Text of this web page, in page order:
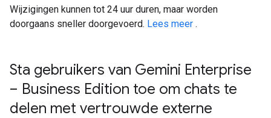
Wijzigingen kunnen tot 24 uur duren, maar worden
doorgaans sneller doorgevoerd. Lees meer .
Sta gebruikers van Gemini Enterprise
– Business Edition toe om chats te
delen met vertrouwde externe